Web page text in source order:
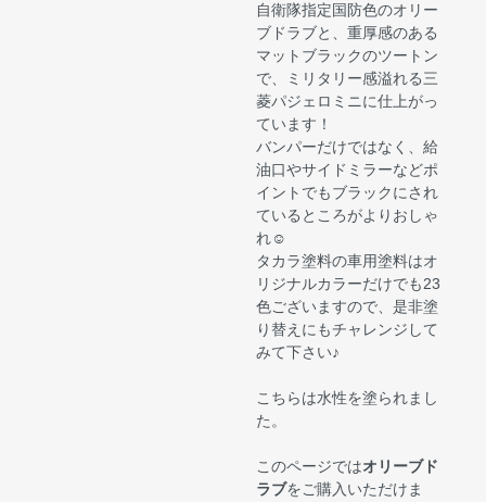
自衛隊指定国防色のオリー
ブドラブと、重厚感のある
マットブラックのツートン
で、ミリタリー感溢れる三
菱パジェロミニに仕上がっ
ています！
バンパーだけではなく、給
油口やサイドミラーなどポ
イントでもブラックにされ
ているところがよりおしゃ
れ☺
タカラ塗料の車用塗料はオ
リジナルカラーだけでも23
色ございますので、是非塗
り替えにもチャレンジして
みて下さい♪
こちらは水性を塗られまし
た。
このページではオリーブド
ラブをご購入いただけま